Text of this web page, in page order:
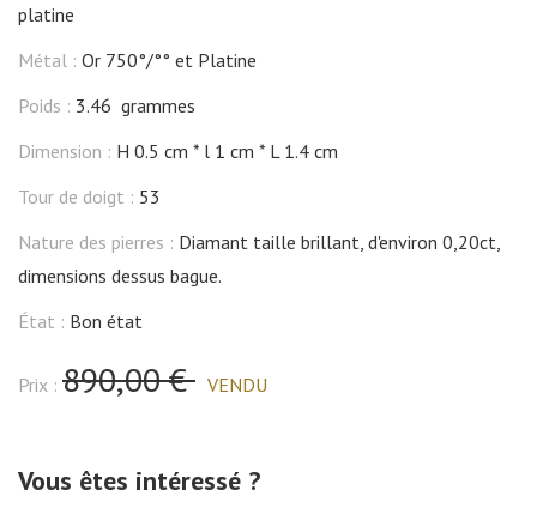
platine
Métal : Or 750°/°° et Platine
Poids : 3.46 grammes
Dimension : H 0.5 cm l 1 cm
L 1.4 cm
Tour de doigt : 53
Nature des pierres : Diamant taille brillant, d'environ 0,20ct,
dimensions dessus bague.
État : Bon état
Prix : 890,00 € VENDU
Vous êtes intéressé ?